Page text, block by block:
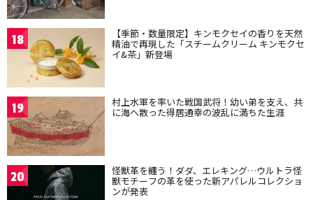
18 【季節・数量限定】キンモクセイの香りを天然
精油で再現した「スチームクリーム キンモクセ
イ&茶」新登場
19 村上水軍を率いた戦国武将！幼い弟を支え、共
に海へ散った得居通幸の波乱に満ちた生涯
20 怪獣革を纏う！ダダ、エレキング…ウルトラ怪
獣モチーフの革を使った新アパレルコレクショ
ンが発表